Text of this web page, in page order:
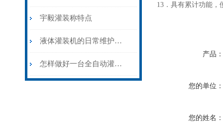
宇毅灌装称特点
液体灌装机的日常维护和保养
怎样做好一台全自动灌装机？
13．具有累计功能，
产品：
您的单位：
您的姓名：